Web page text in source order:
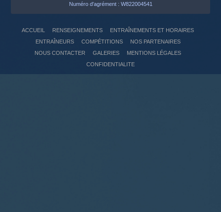
Numéro d'agrément : W822004541
ACCUEIL RENSEIGNEMENTS
ENTRAÎNEMENTS ET HORAIRES
ENTRAÎNEURS
COMPÉTITIONS
NOS PARTENAIRES
NOUS CONTACTER
GALERIES
MENTIONS LÉGALES
CONFIDENTIALITE